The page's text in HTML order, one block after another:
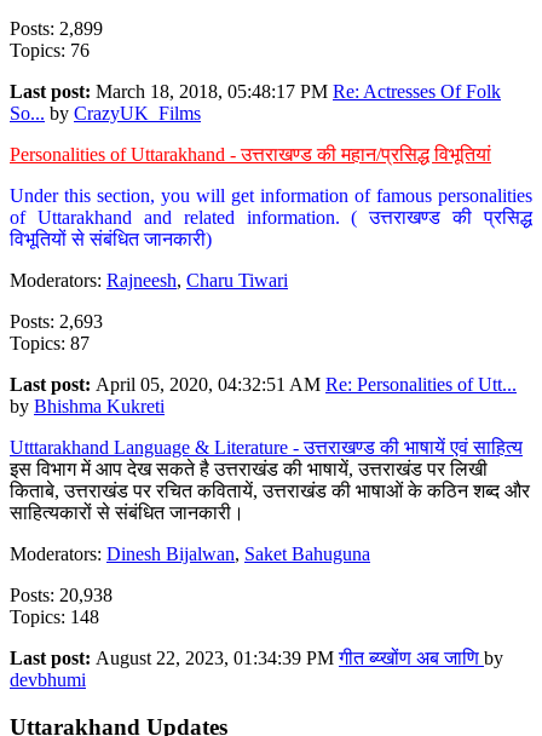
Posts: 2,899
Topics: 76
Last post: March 18, 2018, 05:48:17 PM Re: Actresses Of Folk
So... by CrazyUK_Films
Personalities of Uttarakhand - उत्तराखण्ड की महान/प्रसिद्ध विभूतियां
Under this section, you will get information of famous personalities
of Uttarakhand and related information. ( उत्तराखण्ड की प्रसिद्ध
विभूतियों से संबंधित जानकारी)
Moderators: Rajneesh, Charu Tiwari
Posts: 2,693
Topics: 87
Last post: April 05, 2020, 04:32:51 AM Re: Personalities of Utt...
by Bhishma Kukreti
Utttarakhand Language & Literature - उत्तराखण्ड की भाषायें एवं साहित्य
इस विभाग में आप देख सकते है उत्तराखंड की भाषायें, उत्तराखंड पर लिखी
किताबे, उत्तराखंड पर रचित कवितायें, उत्तराखंड की भाषाओं के कठिन शब्द और
साहित्यकारों से संबंधित जानकारी।
Moderators: Dinesh Bijalwan, Saket Bahuguna
Posts: 20,938
Topics: 148
Last post: August 22, 2023, 01:34:39 PMगीत ब्य्खोंण अब जाणि by
devbhumi
Uttarakhand Updates